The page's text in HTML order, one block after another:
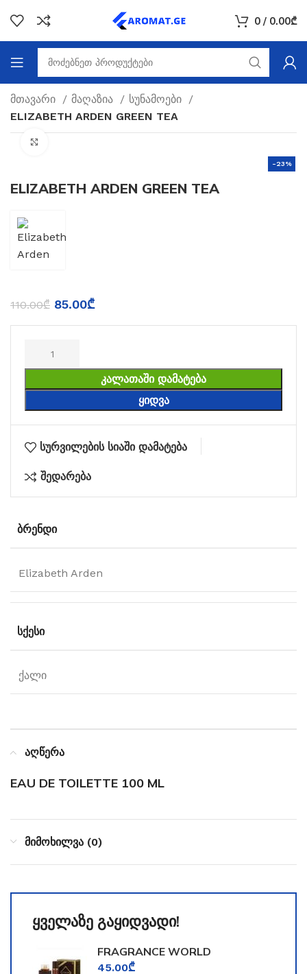
0 / 0.00₾
მთავარი მაღაზია
სუნამოები
ELIZABETH ARDEN GREEN TEA
-23%
ELIZABETH ARDEN GREEN TEA
110.00₾ 85.00₾
ᲙᲐᲚᲐᲗᲐᲨᲘ ᲓᲐᲛᲐᲢᲔᲑᲐ
ᲧᲘᲓᲕᲐ
სურვილების სიაში დამატება
შედარება
ᲑᲠᲔᲜᲓᲘ
Elizabeth Arden
ᲡᲥᲔᲡᲘ
ქალი
აღწერა
EAU DE TOILETTE 100 ML
მიმოხილვა (0)
ყველაზე გაყიდვადი!
FRAGRANCE WORLD
TOOMFORD
45.00₾